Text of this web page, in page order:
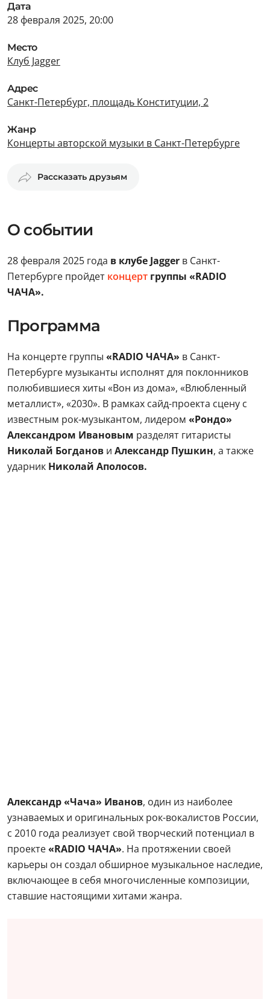
Дата
28 февраля 2025, 20:00
Место
Клуб Jagger
Адрес
Санкт-Петербург, площадь Конституции, 2
Жанр
Концерты авторской музыки в Санкт-Петербурге
Рассказать друзьям
О событии
28 февраля 2025 года в клубе Jagger в Санкт-
Петербурге пройдет концерт группы «RADIO
ЧАЧА».
Программа
На концерте группы «RADIO ЧАЧА» в Санкт-
Петербурге музыканты исполнят для поклонников
полюбившиеся хиты «Вон из дома», «Влюбленный
металлист», «2030». В рамках сайд-проекта сцену с
известным рок-музыкантом, лидером «Рондо»
Александром Ивановым разделят гитаристы
Николай Богданов и Александр Пушкин, а также
ударник Николай Аполосов.
Александр «Чача» Иванов, один из наиболее
узнаваемых и оригинальных рок-вокалистов России,
с 2010 года реализует свой творческий потенциал в
проекте«RADIO ЧАЧА». На протяжении своей
карьеры он создал обширное музыкальное наследие,
включающее в себя многочисленные композиции,
ставшие настоящими хитами жанра.